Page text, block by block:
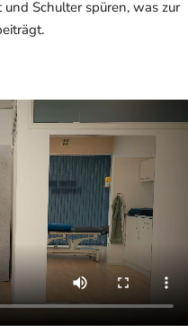
Schulter spüren, was zur